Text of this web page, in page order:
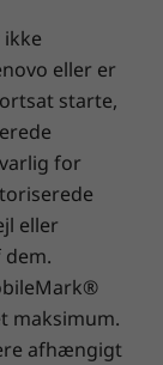
af
og
eller er
starte,
for
eller
maksimum.
afhængigt